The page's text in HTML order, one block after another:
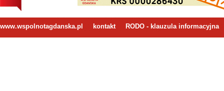
www.wspolnotagdanska.pl kontakt RODO - klauzula informacyjna